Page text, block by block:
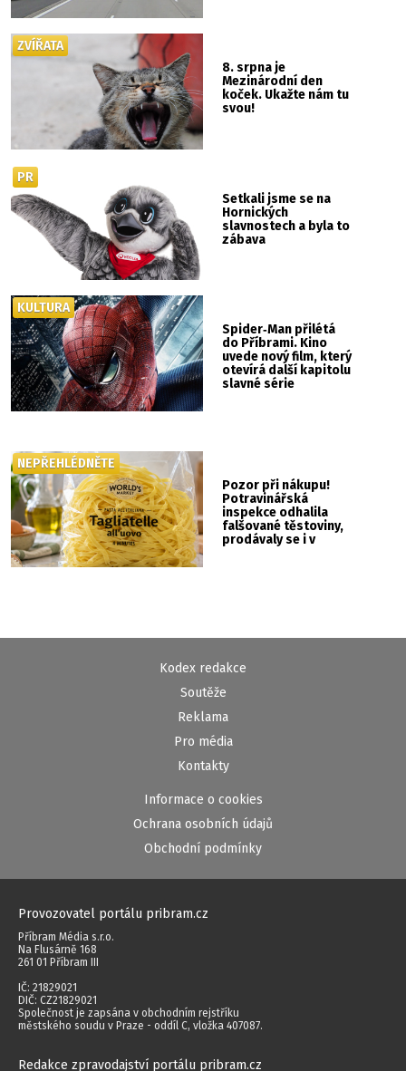
8. srpna je
Mezinárodní den
koček. Ukažte nám tu
svou!
ZVÍŘATA
Setkali jsme se na
Hornických
slavnostech a byla to
zábava
PR
Spider‑Man přilétá
do Příbrami. Kino
uvede nový film, který
otevírá další kapitolu
slavné série
KULTURA
Pozor při nákupu!
Potravinářská
inspekce odhalila
falšované těstoviny,
prodávaly se i v
NEPŘEHLÉDNĚTE
Kodex redakce
Soutěže
Reklama
Pro média
Kontakty
Informace o cookies
Ochrana osobních údajů
Obchodní podmínky
Provozovatel portálu pribram.cz
Příbram Média s.r.o.
Na Flusárně 168
261 01 Příbram III
IČ: 21829021
DIČ: CZ21829021
Společnost je zapsána v obchodním rejstříku
městského soudu v Praze - oddíl C, vložka 407087.
Redakce zpravodajství portálu pribram.cz